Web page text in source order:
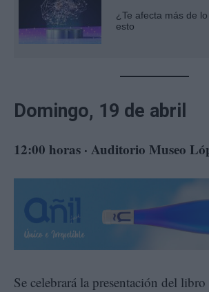
¿Te afecta más de
esto
Domingo, 19 de abril
12:00 horas · Auditorio Museo
Se celebrará la presentación del libro